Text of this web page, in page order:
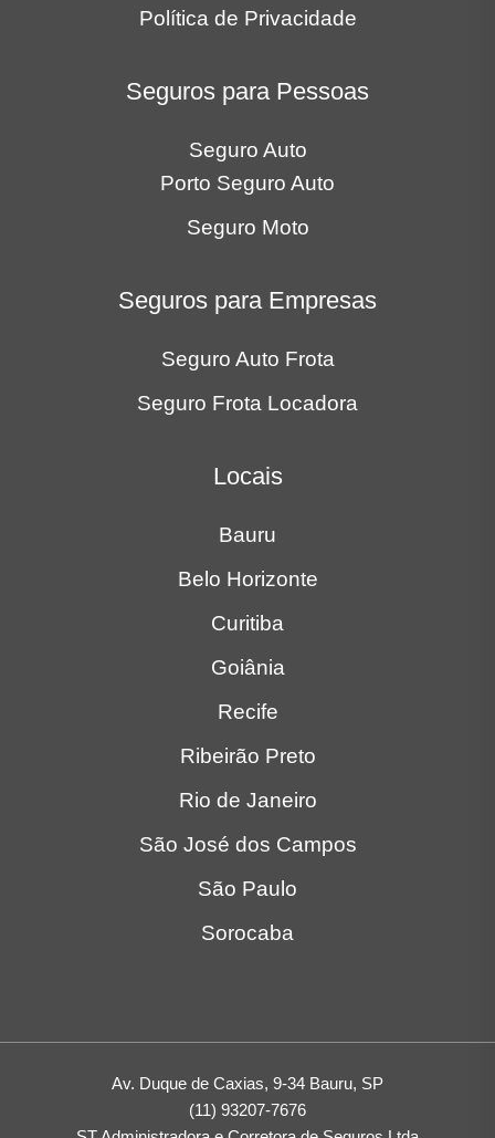
Política de Privacidade
Seguros para Pessoas
Seguro Auto
Porto Seguro Auto
Seguro Moto
Seguros para Empresas
Seguro Auto Frota
Seguro Frota Locadora
Locais
Bauru
Belo Horizonte
Curitiba
Goiânia
Recife
Ribeirão Preto
Rio de Janeiro
São José dos Campos
São Paulo
Sorocaba
Av. Duque de Caxias, 9-34 Bauru, SP
(11) 93207-7676